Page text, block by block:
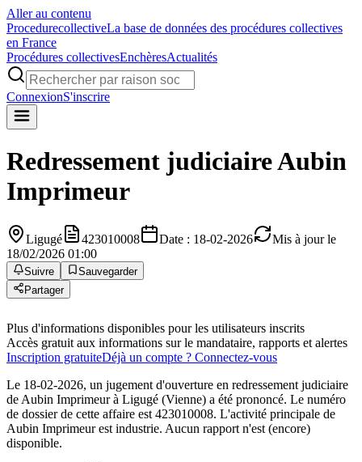
Aller au contenu
ProcedurecollectiveLa base de données des procédures collectives
en France
Procédures collectivesEnchèresActualités
ConnexionS'inscrire
Redressement judiciaireAubin
Imprimeur
Ligugé 423010008 Date : 18-02-2026
Mis à jour le
18/02/2026 01:00
Suivre
Sauvegarder
Partager
Plus d'informations disponibles pour les utilisateurs inscrits
Accès gratuit aux informations sur le mandataire, rapports et alertes
Inscription gratuiteDéjà un compte ? Connectez-vous
Le 18-02-2026, un jugement d'ouverture en redressement judiciaire
de Aubin Imprimeur à Ligugé (Vienne) a été prononcé. Le numéro
de dossier de cette affaire est 423010008. L'activité principale de
Aubin Imprimeur est industrie. Aucun rapport n'est (encore)
disponible.